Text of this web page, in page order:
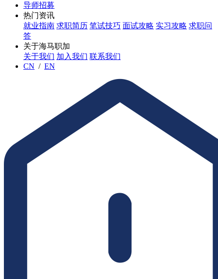
导师招募
热门资讯
就业指南 求职简历 笔试技巧 面试攻略 实习攻略 求职问
答
关于海马职加
关于我们 加入我们 联系我们
CN / EN